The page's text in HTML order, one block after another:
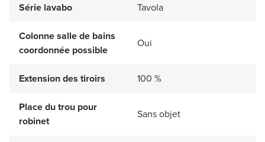
Série lavabo
Tavola
Colonne salle de bains
coordonnée possible
Oui
Extension des tiroirs 100 %
Place du trou pour
robinet
Sans objet